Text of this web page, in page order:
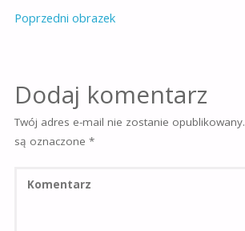
Poprzedni obrazek
Dodaj komentarz
Twój adres e-mail nie zostanie opublikowany.
są oznaczone *